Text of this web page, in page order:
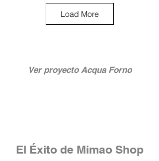
Load More
Ver proyecto Acqua Forno
El Éxito de Mimao Shop